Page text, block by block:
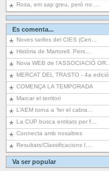
Rosa, em sap greu, però no ...
Es comenta...
Noves tarifes del CIES (Cen...
Història de Martorell. Pers...
Nova WEB de l'ASSOCIACIÓ OR...
MERCAT DEL TRASTO - 4a edició
COMENÇA LA TEMPORADA
Marcar el territori
L’AEM torna a ‘fer el cabra...
La CUP busca entitats per f...
Connecta amb nosaltres
Resultats/Classificacions I...
Va ser popular